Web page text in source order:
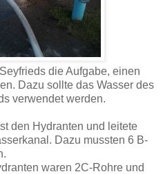
die Aufgabe, einen
Dazu sollte das Wasser des
verwendet werden.
den Hydranten und leitete
Dazu mussten 6 B-
waren 2C-Rohre und